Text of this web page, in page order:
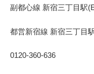
副都心線 新宿三丁目駅
都営新宿線 新宿三丁目
0120-360-636